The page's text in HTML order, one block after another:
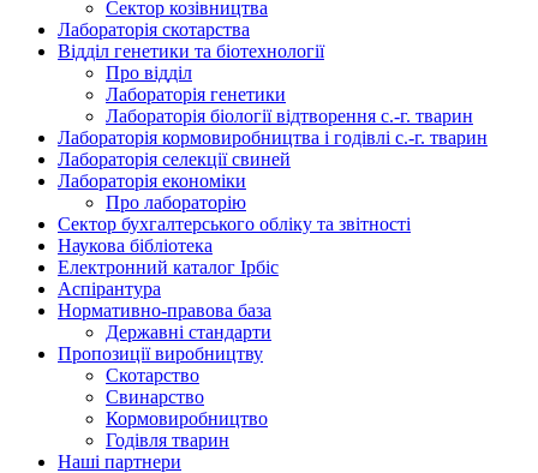
Сектор козівництва
Лабораторія скотарства
Відділ генетики та біотехнології
Про відділ
Лабораторія генетики
Лабораторія біології відтворення с.-г. тварин
Лабораторія кормовиробництва і годівлі с.-г. тварин
Лабораторія селекції свиней
Лабораторія економіки
Про лабораторію
Сектор бухгалтерського обліку та звітності
Наукова бібліотека
Електронний каталог Iрбiс
Аспірантура
Нормативно-правова база
Державні стандарти
Пропозиції виробництву
Скотарство
Свинарство
Кормовиробництво
Годівля тварин
Наші партнери